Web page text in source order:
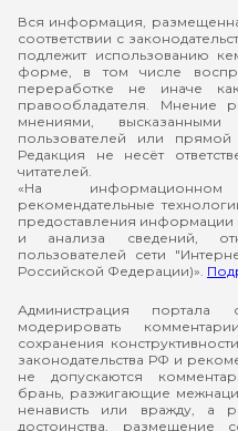
Вся информация,
соответствии с
подлежит использованию
форме, в том числе
переработке не иначе
правообладателя. Мнение
мнениями,
пользователей или
Редакция не несёт
читателей.
«На
рекомендательные
предоставления информации
и анализа сведений,
пользователей сети
Российской Федерации)».
Администрация
модерировать
сохранения
законодательства РФ и
не допускаются
брань, разжигающие
ненависть или вражду, а
достоинства,